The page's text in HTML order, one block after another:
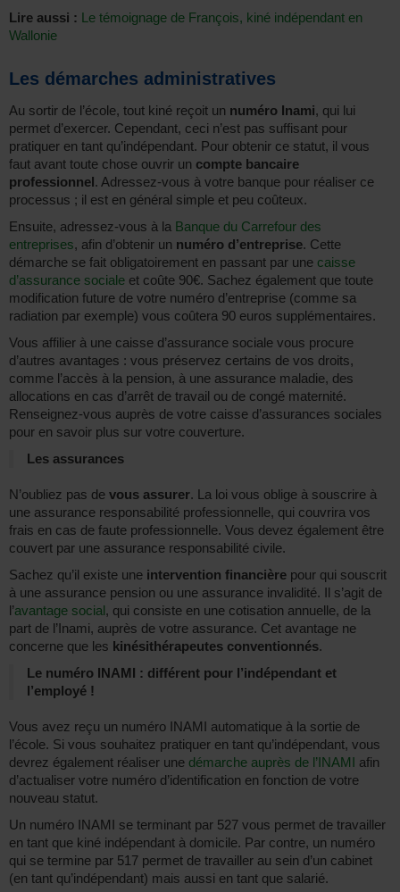
Lire aussi : Le témoignage de François, kiné indépendant en
Wallonie
Les démarches administratives
Au sortir de l’école, tout kiné reçoit un numéro Inami, qui lui
permet d’exercer. Cependant, ceci n’est pas suffisant pour
pratiquer en tant qu’indépendant. Pour obtenir ce statut, il vous
faut avant toute chose ouvrir un compte bancaire
professionnel . Adressez-vous à votre banque pour réaliser ce
processus ; il est en général simple et peu coûteux.
Ensuite, adressez-vous à la Banque du Carrefour des
entreprises, afin d’obtenir un numéro d’entreprise. Cette
démarche se fait obligatoirement en passant par une caisse
d’assurance sociale et coûte 90€. Sachez également que toute
modification future de votre numéro d’entreprise (comme sa
radiation par exemple) vous coûtera 90 euros supplémentaires.
Vous affilier à une caisse d’assurance sociale vous procure
d’autres avantages : vous préservez certains de vos droits,
comme l’accès à la pension, à une assurance maladie, des
allocations en cas d’arrêt de travail ou de congé maternité.
Renseignez-vous auprès de votre caisse d’assurances sociales
pour en savoir plus sur votre couverture.
Les assurances
N’oubliez pas de vous assurer. La loi vous oblige à souscrire à
une assurance responsabilité professionnelle, qui couvrira vos
frais en cas de faute professionnelle. Vous devez également être
couvert par une assurance responsabilité civile.
Sachez qu’il existe une intervention financière pour qui souscrit
à une assurance pension ou une assurance invalidité. Il s’agit de
l’avantage social , qui consiste en une cotisation annuelle, de la
part de l’Inami, auprès de votre assurance. Cet avantage ne
concerne que les kinésithérapeutes conventionnés.
Le numéro INAMI : différent pour l’indépendant et
l’employé !
Vous avez reçu un numéro INAMI automatique à la sortie de
l’école. Si vous souhaitez pratiquer en tant qu’indépendant, vous
devrez également réaliser une démarche auprès de l’INAMI
afin
d’actualiser votre numéro d’identification en fonction de votre
nouveau statut.
Un numéro INAMI se terminant par 527 vous permet de travailler
en tant que kiné indépendant à domicile. Par contre, un numéro
qui se termine par 517 permet de travailler au sein d’un cabinet
(en tant qu’indépendant) mais aussi en tant que salarié.